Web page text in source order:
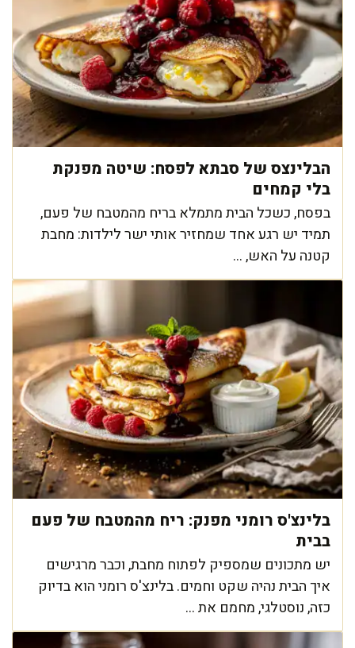
הבלינצס של סבתא לפסח: שיטה מפנקת
בלי קמחים
בפסח, כשכל הבית מתמלא בריח מהמטבח של פעם,
תמיד יש רגע אחד שמחזיר אותי ישר לילדות: מחבת
קטנה על האש, ...
בלינצ'ס רומני מפנק: ריח מהמטבח של פעם
בבית
יש מתכונים שמספיק לפתוח מחבת, וכבר מרגישים
איך הבית נהיה שקט וחמים. בלינצ'ס רומני הוא בדיוק
כזה, נוסטלגי, מחמם את ...